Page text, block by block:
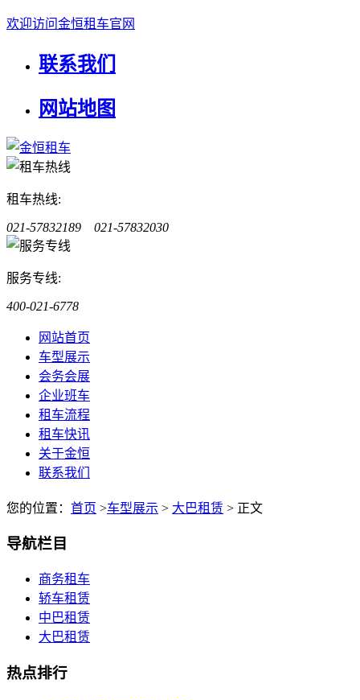
欢迎访问金恒租车官网
联系我们
网站地图
租车热线:
021-57832189 021-57832030
服务专线:
400-021-6778
网站首页
车型展示
会务会展
企业班车
租车流程
租车快讯
关于金恒
联系我们
您的位置： 首页 >车型展示 > 大巴租赁 > 正文
导航栏目
商务租车
轿车租赁
中巴租赁
大巴租赁
热点排行